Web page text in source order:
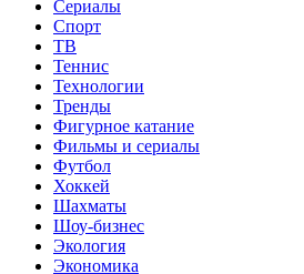
Сериалы
Спорт
ТВ
Теннис
Технологии
Тренды
Фигурное катание
Фильмы и сериалы
Футбол
Хоккей
Шахматы
Шоу-бизнес
Экология
Экономика